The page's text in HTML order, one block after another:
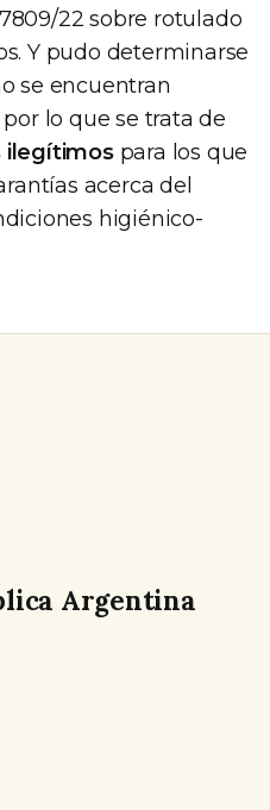
22 sobre rotulado
Y pudo determinarse
se encuentran
lo que se trata de
ilegítimospara los que
acerca del
higiénico-
Argentina